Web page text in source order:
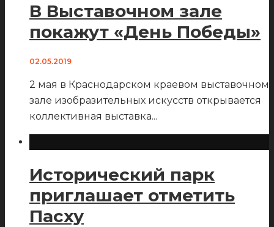
В Выставочном зале
покажут «День Победы»
02.05.2019
2 мая в Краснодарском краевом выставочном
зале изобразительных искусств открывается
коллективная выставка...
Исторический парк
приглашает отметить
Пасху